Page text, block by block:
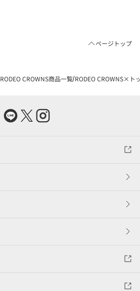
ページトップ
RODEO CROWNS商品一覧 RODEO CROWNS×ト